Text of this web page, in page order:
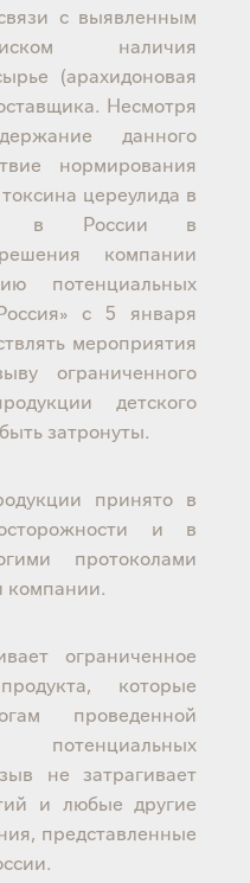
с выявленным
наличия
(арахидоновая
Несмотря
данного
нормирования
цереулида в
в России в
компании
потенциальных
с 5 января
мероприятия
ограниченного
детского
затронуты.
принято в
и в
протоколами
компании.
ограниченное
которые
проведенной
не затрагивает
и любые другие
представленные